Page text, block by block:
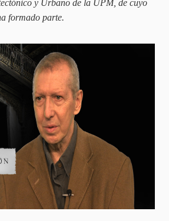
y Urbano de la UPM, de cuyo
formado parte.